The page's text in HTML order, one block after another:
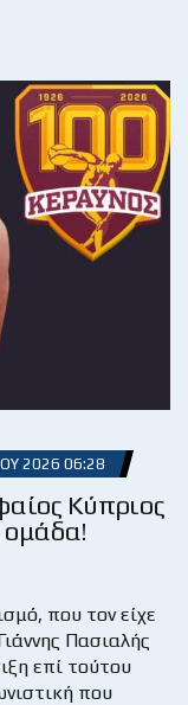
2026 06:28
Κύπριος
ομάδα!
που τον είχε
Πασιαλής
επί τούτου
που